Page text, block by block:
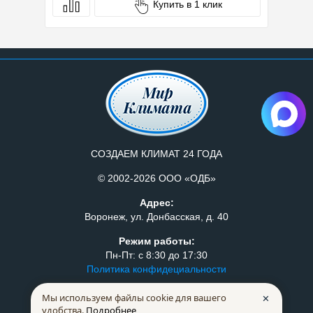
Купить в 1 клик
СОЗДАЕМ КЛИМАТ 24 ГОДА
© 2002-2026 ООО «ОДБ»
Адрес:
Воронеж, ул. Донбасская, д. 40
Режим работы:
Пн-Пт: с 8:30 до 17:30
Политика конфидециальности
Мы используем файлы cookie для вашего
удобства. Подробнее
✕